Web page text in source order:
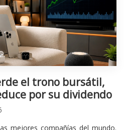
el trono bursátil,
por su dividendo
mejores compañías del mundo.